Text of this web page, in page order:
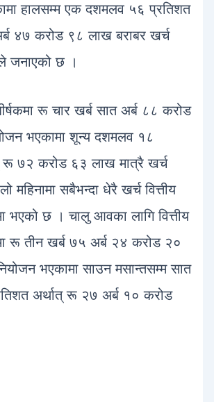
हालसम्म एक दशमलव ५६ प्रतिशत
४७ करोड ९८ लाख बराबर खर्च
जनाएको छ ।
रू चार खर्ब सात अर्ब ८८ करोड
भएकामा शून्य दशमलव १८
रू ७२ करोड ६३ लाख मात्रै खर्च
महिनामा सबैभन्दा धेरै खर्च वित्तीय
भएको छ । चालु आवका लागि वित्तीय
रू तीन खर्ब ७५ अर्ब २४ करोड २०
भएकामा साउन मसान्तसम्म सात
अर्थात् रू २७ अर्ब १० करोड